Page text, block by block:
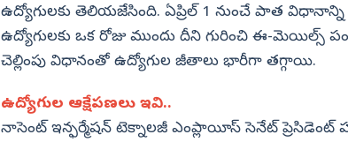
మహబూబాబాద్
ములుగు
ఉద్యోగులకు తెలియజేసింది. ఏప్రిల్‌ 1 నుంచే పాత
ఉద్యోగులకు ఒక రోజు ముందు దీని గురించి ఈ-మెయిల్స్‌
చెల్లింపు విధానంతో ఉద్యోగుల జీతాలు భారీగా తగ్గాయి.
ఉద్యోగుల ఆక్షేపణలు ఇవి..
నాసెంట్ ఇన్ఫర్మేషన్ టెక్నాలజీ ఎంప్లాయీస్ సెనేట్ ప్రెసిడెంట్